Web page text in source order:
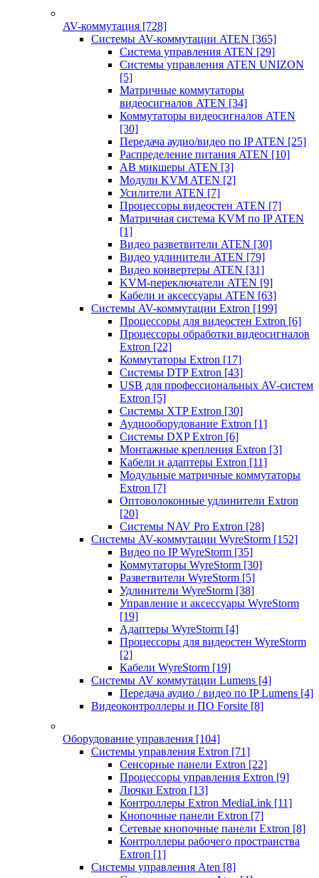
AV-коммутация [728]
Системы AV-коммутации ATEN [365]
Система управления ATEN [29]
Системы управления ATEN UNIZON
[5]
Матричные коммутаторы
видеосигналов ATEN [34]
Коммутаторы видеосигналов ATEN
[30]
Передача аудио/видео по IP ATEN [25]
Распределение питания ATEN [10]
АВ микшеры ATEN [3]
Модули KVM ATEN [2]
Усилители ATEN [7]
Процессоры видеостен ATEN [7]
Матричная система KVM по IP ATEN
[1]
Видео разветвители ATEN [30]
Видео удлинители ATEN [79]
Видео конвертеры ATEN [31]
KVM-переключатели ATEN [9]
Кабели и аксессуары ATEN [63]
Системы AV-коммутации Extron [199]
Процессоры для видеостен Extron [6]
Процессоры обработки видеосигналов
Extron [22]
Коммутаторы Extron [17]
Системы DTP Extron [43]
USB для профессиональных AV-систем
Extron [5]
Системы XTP Extron [30]
Аудиооборудование Extron [1]
Системы DXP Extron [6]
Монтажные крепления Extron [3]
Кабели и адаптеры Extron [11]
Модульные матричные коммутаторы
Extron [7]
Оптоволоконные удлинители Extron
[20]
Системы NAV Pro Extron [28]
Системы AV-коммутации WyreStorm [152]
Видео по IP WyreStorm [35]
Коммутаторы WyreStorm [30]
Разветвители WyreStorm [5]
Удлинители WyreStorm [38]
Управление и аксессуары WyreStorm
[19]
Адаптеры WyreStorm [4]
Процессоры для видеостен WyreStorm
[2]
Кабели WyreStorm [19]
Системы AV коммутации Lumens [4]
Передача аудио / видео по IP Lumens [4]
Видеоконтроллеры и ПО Forsite [8]
Оборудование управления [104]
Системы управления Extron [71]
Сенсорные панели Extron [22]
Процессоры управления Extron [9]
Лючки Extron [13]
Контроллеры Extron MediaLink [11]
Кнопочные панели Extron [7]
Сетевые кнопочные панели Extron [8]
Контроллеры рабочего пространства
Extron [1]
Системы управления Aten [8]